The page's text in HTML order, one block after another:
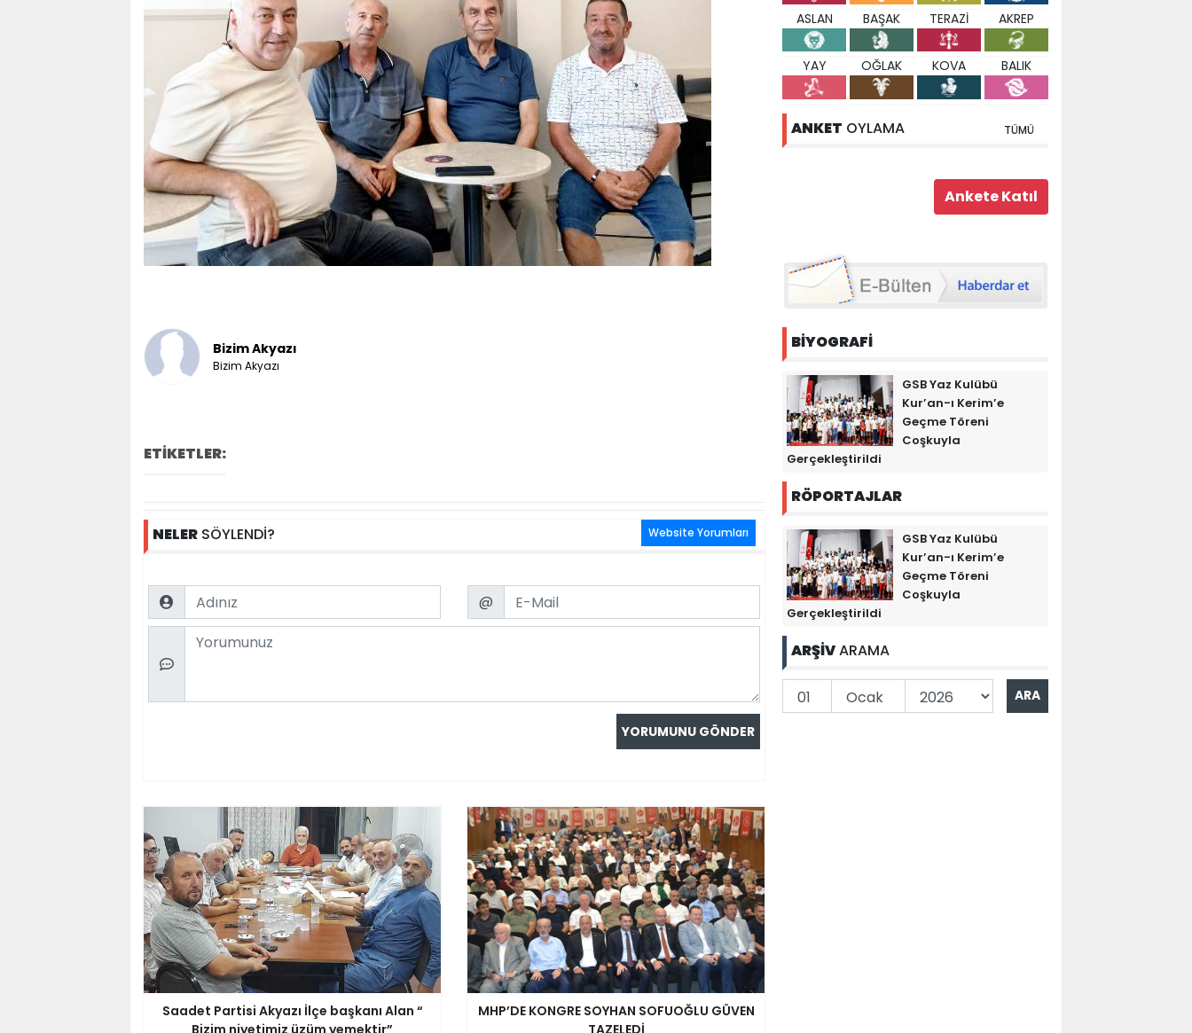
Bizim Akyazı
Bizim Akyazı
ETİKETLER:
NELER SÖYLENDİ? Website Yorumları
Name Email
@
Comment
Saadet Partisi Akyazı İlçe başkanı Alan “
MHP’DE KONGRE SOYHAN SOFUOĞLU GÜVEN
ASLAN BAŞAK TERAZİ AKREP
YAY OĞLAK KOVA BALIK
ANKET OYLAMA TÜMÜ
BİYOGRAFİ
GSB Yaz Kulübü
Kur’an-ı Kerim’e
Geçme Töreni
Coşkuyla
Gerçekleştirildi
RÖPORTAJLAR
GSB Yaz Kulübü
Kur’an-ı Kerim’e
Geçme Töreni
Coşkuyla
Gerçekleştirildi
ARŞİVARAMA